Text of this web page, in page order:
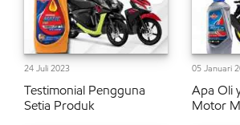
24 Juli 2023
Testimonial Pengguna
Setia Produk
05 Januari
Apa Oli
Motor